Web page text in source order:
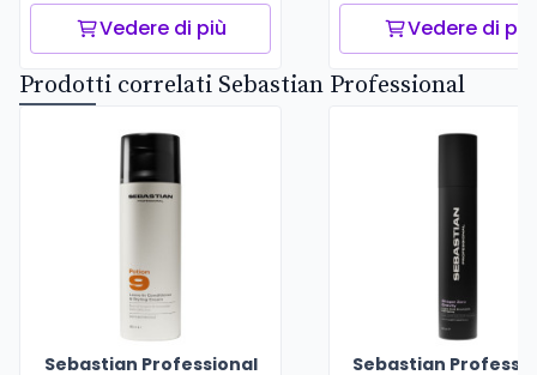
Vedere di più Vedere di più
Prodotti correlati Sebastian Professional
Sebastian Professional
Sebastian